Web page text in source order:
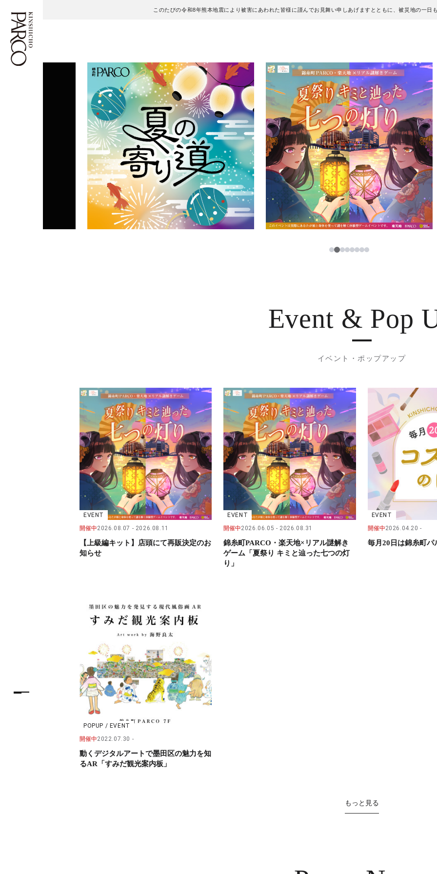
このたびの令和8年熊本地震により被害にあわれた皆様に謹んでお見舞い申しあげますとともに、被災地の一日
フロアガイド
施設案内・アクセス
イベント・ポップアップ
レストラン・カフェ
TAX FREE
12345678
Event & Pop
イベント・ポップアップ
EVENT
開催中2026.08.07 2026.08.11
【上級編キット】店頭にて再販決定のお
知らせ
EVENT
開催中2026.06.05 2026.08.31
錦糸町PARCO・楽天地×リアル謎解き
ゲーム「夏祭り キミと辿った七つの灯
り」
EVENT
開催中2026.04.20
毎月20日は錦糸町パ
POPUP / EVENT
開催中2022.07.30
動くデジタルアートで墨田区の魅力を知
るAR「すみだ観光案内板」
もっと見る